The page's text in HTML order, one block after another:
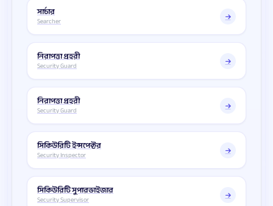
সার্চার
Searcher
নিরাপত্তা প্রহরী
Security Guard
নিরাপত্তা প্রহরী
Security Guard
সিকিউরিটি ইন্সপেক্টর
Security Inspector
সিকিউরিটি সুপারভাইজার
Security Supervisor